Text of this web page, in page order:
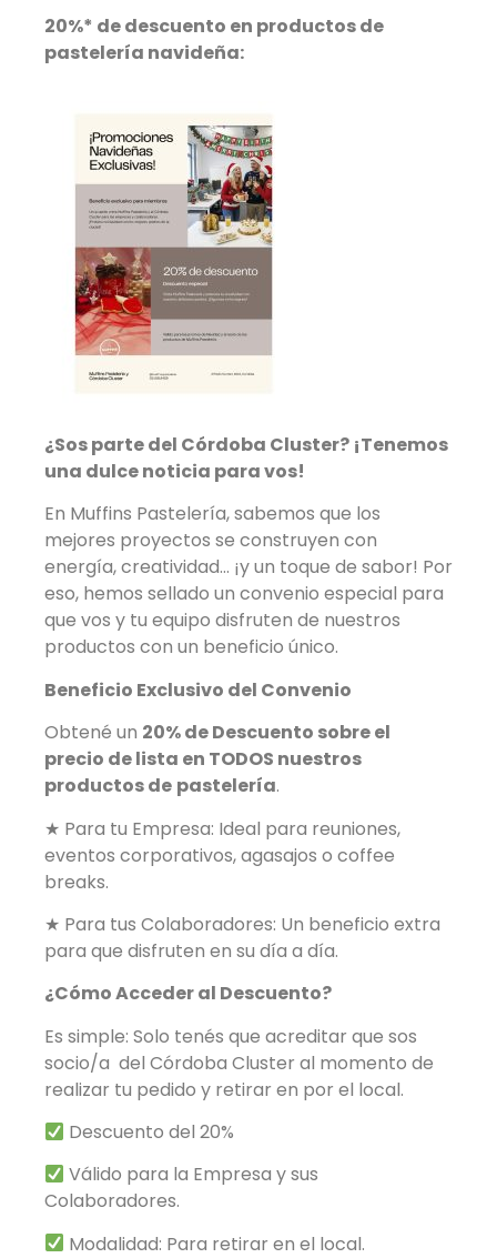
20%* de descuento en productos de
pastelería navideña:
¿Sos parte del Córdoba Cluster? ¡Tenemos
una dulce noticia para vos!
En Muffins Pastelería, sabemos que los
mejores proyectos se construyen con
energía,creatividad… ¡y un toque de sabor! Por
eso, hemos sellado un convenio especial para
que vos y tu equipo disfruten de nuestros
productos con un beneficio único.
Beneficio Exclusivo del Convenio
Obtené un 20% de Descuento sobre el
precio de lista en TODOS nuestros
productos de pastelería.
★ Para tu Empresa: Ideal para reuniones,
eventos corporativos, agasajos o coffee
breaks.
★ Para tus Colaboradores: Un beneficio extra
para que disfruten en su día a día.
¿Cómo Acceder al Descuento?
Es simple: Solo tenés que acreditar que sos
socio/a del Córdoba Cluster al momento de
realizar tu pedido y retirar en por el local.
Descuento del 20%
Válido para la Empresa y sus
Colaboradores.
Modalidad: Para retirar en el local.